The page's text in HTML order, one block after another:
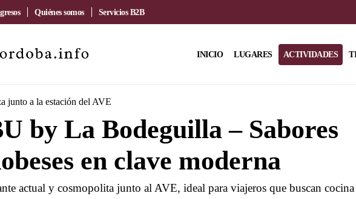
Quiénes somos Servicios B2B
INICIO LUGARES ACTIVIDADES
junto a la estación del AVE
by La Bodeguilla – Sabores
en clave moderna
actual y cosmopolita junto al AVE, ideal para viajeros que buscan cocina